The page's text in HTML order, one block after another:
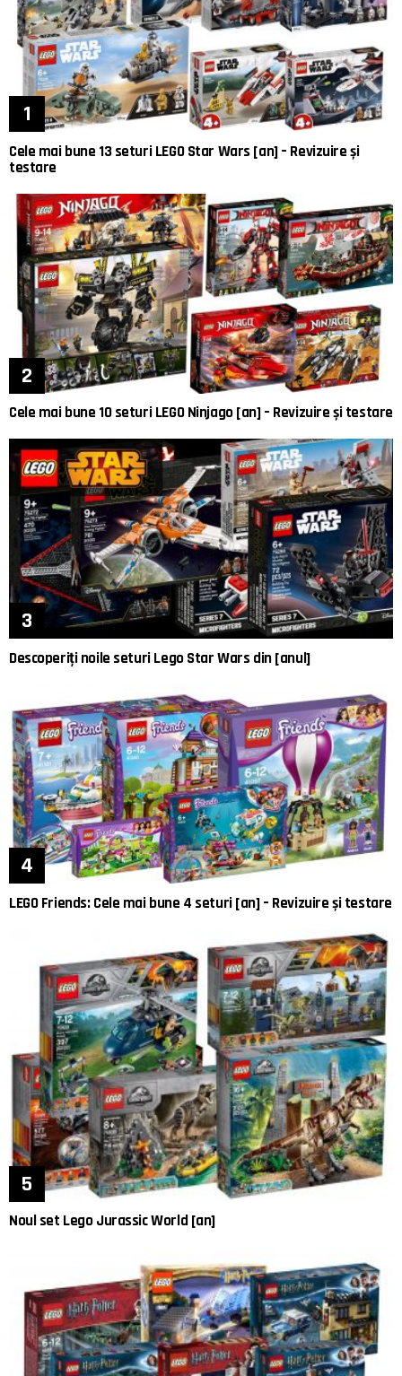
Cele mai bune 13 seturi LEGO Star Wars [an] – Revizuire și
testare
Cele mai bune 10 seturi LEGO Ninjago [an] – Revizuire și testare
Descoperiți noile seturi Lego Star Wars din [anul]
LEGO Friends: Cele mai bune 4 seturi [an] – Revizuire și testare
Noul set Lego Jurassic World [an]